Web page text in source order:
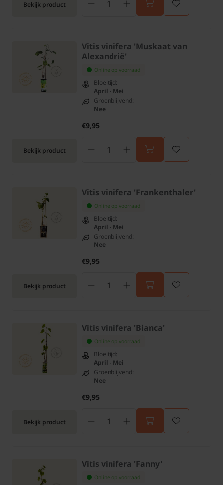
Bekijk product
Bekijk product
Vitis vinifera 'Muskaat van
Alexandrië'
Online op voorraad
Bloeitijd:
April - Mei
Groenblijvend:
Nee
€9,95
Bekijk product
Vitis vinifera 'Frankenthaler'
Online op voorraad
Bloeitijd:
April - Mei
Groenblijvend:
Nee
€9,95
Bekijk product
Vitis vinifera 'Bianca'
Online op voorraad
Bloeitijd:
April - Mei
Groenblijvend:
Nee
€9,95
Vitis vinifera 'Fanny'
Online op voorraad